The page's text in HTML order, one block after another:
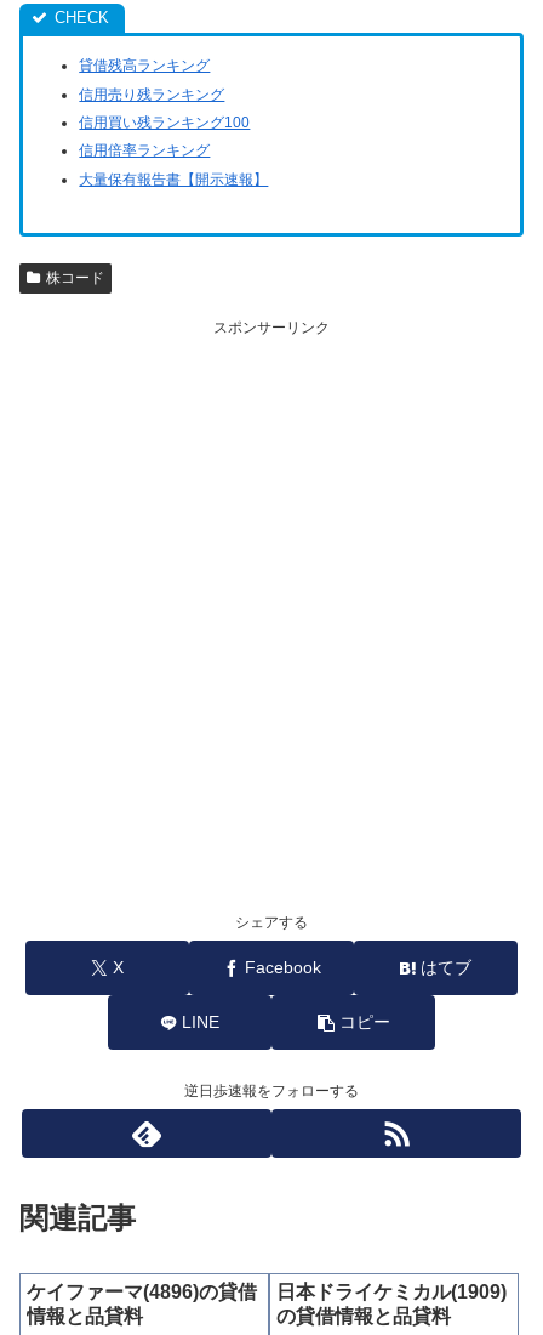
貸借残高ランキング
信用売り残ランキング
信用買い残ランキング100
信用倍率ランキング
大量保有報告書【開示速報】
株コード
スポンサーリンク
シェアする
X Facebook はてブ
LINE コピー
逆日歩速報をフォローする
関連記事
ケイファーマ(4896)の貸借
情報と品貸料
日本ドライケミカル(1909)
の貸借情報と品貸料